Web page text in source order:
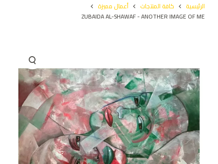
الرئيسية كافة المنتجات
أعمال مميزة
ZUBAIDA AL-SHAWAF - ANOTHER IMAGE OF ME